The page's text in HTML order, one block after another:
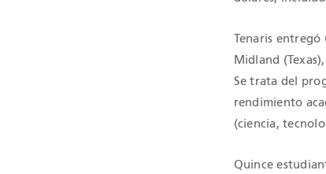
Tenaris
Midland
Se trata del
rendimiento
(ciencia,
Quince